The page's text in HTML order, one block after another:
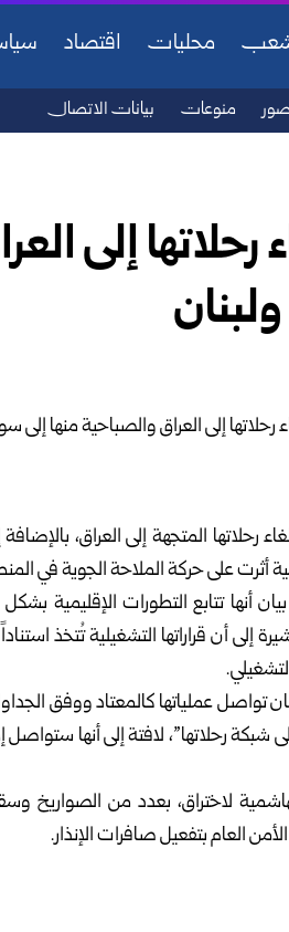
محليات اقتصاد
صور منوعات بيانات الاتصال
إلى
رحلاتها المتجهة إلى العراق، بالإضافة
أثرت على حركة الملاحة الجوية في
أنها تتابع التطورات الإقليمية
أن قراراتها التشغيلية تُتخذ استناداً
عملياتها كالمعتاد ووفق
رحلاتها”، لافتة إلى أنها
لاختراق، بعدد من الصواريخ
العام بتفعيل صافرات الإنذار.